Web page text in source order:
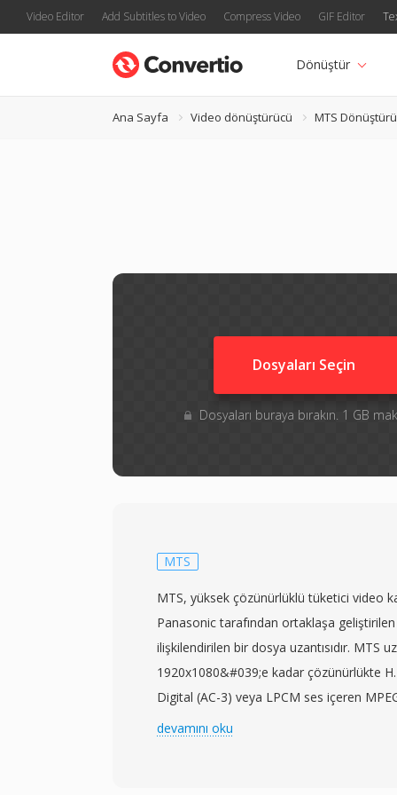
Video Editor Add Subtitles to Video Compress Video GIF Editor
Dönüştür
Ana Sayfa Video dönüştürücü MTS
Dosyaları Seçin
Dosyaları buraya bırakın. 1 GB
MTS
MTS, yüksek çözünürlüklü tüketici video
Panasonic tarafından ortaklaşa geliştirilen
ilişkilendirilen bir dosya uzantısıdır. MTS
1920x1080&#039;e kadar çözünürlükte
Digital (AC-3) veya LPCM ses içeren
barındırır. MTS tanımlaması, AVCHD
devamını oku